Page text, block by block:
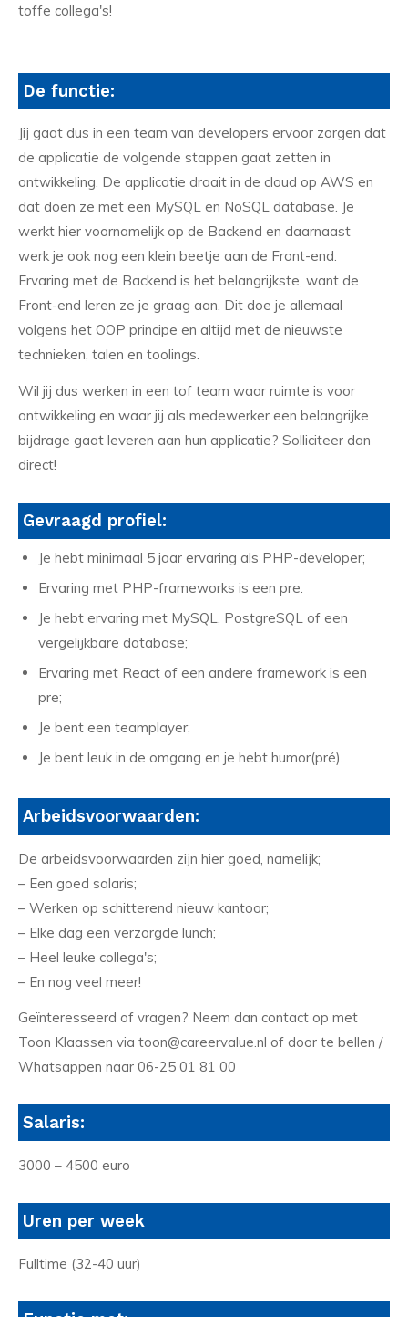
toffe collega's!
De functie:
Jij gaat dus in een team van developers ervoor zorgen dat
de applicatie de volgende stappen gaat zetten in
ontwikkeling. De applicatie draait in de cloud op AWS en
dat doen ze met een MySQL en NoSQL database. Je
werkt hier voornamelijk op de Backend en daarnaast
werk je ook nog een klein beetje aan de Front-end.
Ervaring met de Backend is het belangrijkste, want de
Front-end leren ze je graag aan. Dit doe je allemaal
volgens het OOP principe en altijd met de nieuwste
technieken, talen en toolings.
Wil jij dus werken in een tof team waar ruimte is voor
ontwikkeling en waar jij als medewerker een belangrijke
bijdrage gaat leveren aan hun applicatie? Solliciteer dan
direct!
Gevraagd profiel:
Je hebt minimaal 5 jaar ervaring als PHP-developer;
Ervaring met PHP-frameworks is een pre.
Je hebt ervaring met MySQL, PostgreSQL of een
vergelijkbare database;
Ervaring met React of een andere framework is een
pre;
Je bent een teamplayer;
Je bent leuk in de omgang en je hebt humor(pré).
Arbeidsvoorwaarden:
De arbeidsvoorwaarden zijn hier goed, namelijk;
– Een goed salaris;
– Werken op schitterend nieuw kantoor;
– Elke dag een verzorgde lunch;
– Heel leuke collega's;
– En nog veel meer!
Geïnteresseerd of vragen? Neem dan contact op met
Toon Klaassen via toon@careervalue.nl of door te bellen /
Whatsappen naar 06-25 01 81 00
Salaris:
3000 – 4500 euro
Uren per week
Fulltime (32-40 uur)